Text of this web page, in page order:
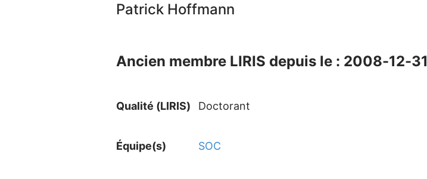
Patrick Hoffmann
Ancien membre LIRIS depuis le : 2008-12-31
Qualité (LIRIS) Doctorant
Équipe(s) SOC